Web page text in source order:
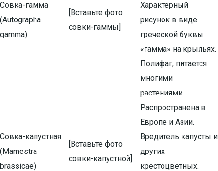
Совка-гамма
(Autographa
gamma)
[Вставьте фото
совки-гаммы]
Характерный
рисунок в виде
греческой буквы
«гамма» на крыльях.
Полифаг, питается
многими
растениями.
Совка-капустная
(Mamestra
brassicae)
[Вставьте фото
совки-капустной]
Распространена в
Европе и Азии.
Вредитель капусты и
других
крестоцветных.